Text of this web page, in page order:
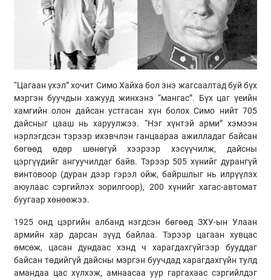
“Цагаан үхэл” хочит Симо Хайха бол энэ жагсаалтад буй бүх
мэргэн буучдын хажууд жинхэнэ “мангас”. Бүх цаг үеийн
хамгийн олон дайсан устгасан хүн болох Симо нийт 705
дайсныг цааш нь харуулжээ. “Нэг хүнтэй арми” хэмээн
нэрлэгдсэн тэрээр ихэвчлэн ганцаараа ажилладаг байсан
бөгөөд өдөр шөнөгүй хээрээр хэсүүчилж, дайсны
цэргүүдийг ангуучилдаг байв. Тэрээр 505 хүнийг дурангүй
винтовоор (дуран дээр гэрэл ойж, байршлыг нь илрүүлэх
аюулаас сэргийлэх зорилгоор), 200 хүнийг хагас-автомат
буугаар хөнөөжээ.
1925 онд цэргийн албанд нэгдсэн бөгөөд ЗХУ-ын Улаан
армийн хар дарсан зүүд байлаа. Тэрээр цагаан хувцас
өмсөж, цасан дундаас хэнд ч харагдахгүйгээр бууддаг
байсан төдийгүй дайсны мэргэн буучдад харагдахгүйн тулд
амандаа цас хүлхэж, амнаасаа уур гаргахаас сэргийлдэг